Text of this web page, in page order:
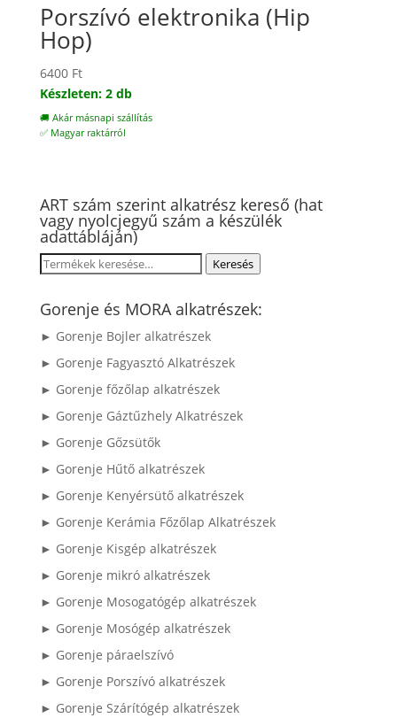
Porszívó elektronika (Hip
Hop)
6400 Ft
Készleten: 2 db
🚚 Akár másnapi szállítás
✅ Magyar raktárról
ART szám szerint alkatrész kereső (hat
vagy nyolcjegyű szám a készülék
adattábláján)
Keresés
következőre:
Keresés
Gorenje és MORA alkatrészek:
► Gorenje Bojler alkatrészek
► Gorenje Fagyasztó Alkatrészek
► Gorenje főzőlap alkatrészek
► Gorenje Gáztűzhely Alkatrészek
► Gorenje Gőzsütők
► Gorenje Hűtő alkatrészek
► Gorenje Kenyérsütő alkatrészek
► Gorenje Kerámia Főzőlap Alkatrészek
► Gorenje Kisgép alkatrészek
► Gorenje mikró alkatrészek
► Gorenje Mosogatógép alkatrészek
► Gorenje Mosógép alkatrészek
► Gorenje páraelszívó
► Gorenje Porszívó alkatrészek
► Gorenje Szárítógép alkatrészek